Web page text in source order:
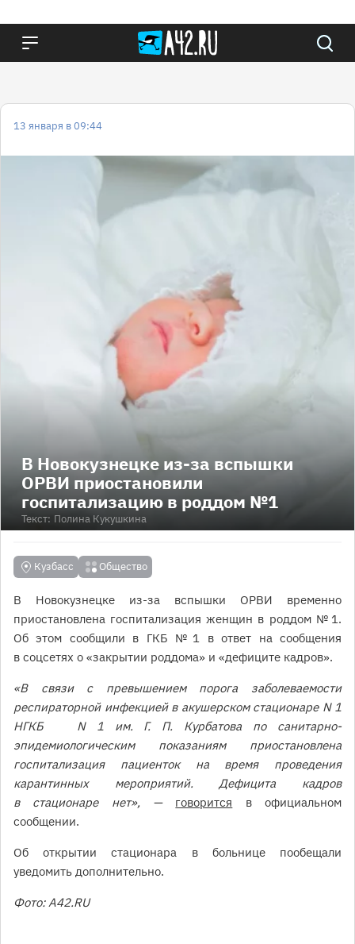
13 января в 09:44
В Новокузнецке из-за вспышки
ОРВИ приостановили
госпитализацию в роддом №1
Текст: Полина Кукушкина
Кузбасс Общество
В Новокузнецке из-за вспышки ОРВИ временно
приостановлена госпитализация женщин в роддом № 1.
Об этом сообщили в ГКБ № 1 в ответ на сообщения
в соцсетях о «закрытии роддома» и «дефиците кадров».
«В связи с превышением порога заболеваемости
респираторной инфекцией в акушерском стационаре N 1
НГКБ N 1 им. Г. П. Курбатова по санитарно-
эпидемиологическим показаниям приостановлена
госпитализация пациенток на время проведения
карантинных мероприятий. Дефицита кадров
в стационаре нет», —
говорится в официальном
сообщении.
Об открытии стационара в больнице пообещали
уведомить дополнительно.
Фото: A42.RU